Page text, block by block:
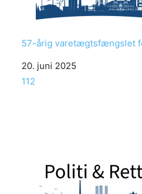
57-årig varetægtsfængslet
Date
20. juni 2025
In relation to
112